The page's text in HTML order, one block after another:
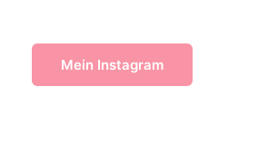
Mein Instagram